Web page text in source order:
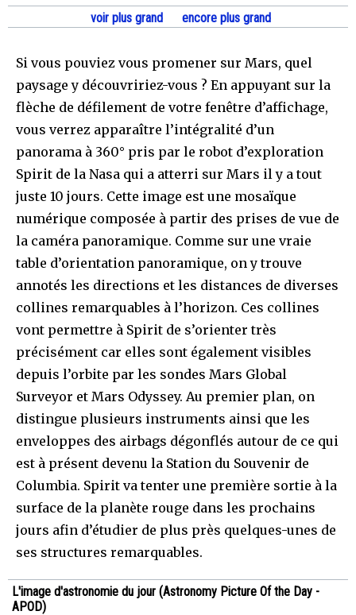
voir plus grand encore plus grand
Si vous pouviez vous promener sur Mars, quel
paysage y découvririez-vous ? En appuyant sur la
flèche de défilement de votre fenêtre d’affichage,
vous verrez apparaître l’intégralité d’un
panorama à 360° pris par le robot d’exploration
Spirit de la Nasa qui a atterri sur Mars il y a tout
juste 10 jours. Cette image est une mosaïque
numérique composée à partir des prises de vue de
la caméra panoramique. Comme sur une vraie
table d’orientation panoramique, on y trouve
annotés les directions et les distances de diverses
collines remarquables à l’horizon. Ces collines
vont permettre à Spirit de s’orienter très
précisément car elles sont également visibles
depuis l’orbite par les sondes Mars Global
Surveyor et Mars Odyssey. Au premier plan, on
distingue plusieurs instruments ainsi que les
enveloppes des airbags dégonflés autour de ce qui
est à présent devenu la Station du Souvenir de
Columbia. Spirit va tenter une première sortie à la
surface de la planète rouge dans les prochains
jours afin d’étudier de plus près quelques-unes de
ses structures remarquables.
L'image d'astronomie du jour (Astronomy Picture Of the Day -
APOD)